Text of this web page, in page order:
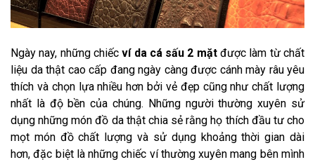
Ngày nay, những chiếcví da cá sấu 2 mặtđược làm từ chất
liệu da thật cao cấp đang ngày càng được cánh mày râu yêu
thích và chọn lựa nhiều hơn bởi vẻ đẹp cũng như chất lượng
nhất là độ bền của chúng. Những người thường xuyên sử
dụng những món đồ da thật chia sẻ rằng họ thích đầu tư cho
mọt món đồ chất lượng và sử dụng khoảng thời gian dài
hơn, đặc biệt là những chiếc ví thường xuyên mang bên mình